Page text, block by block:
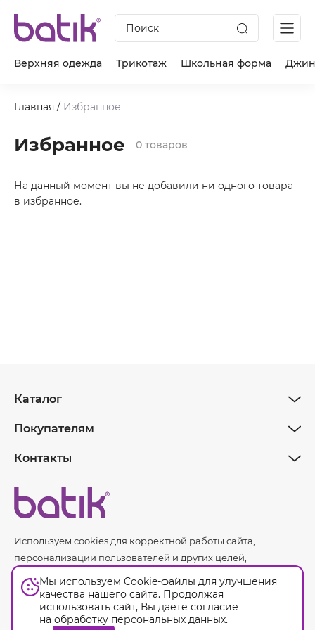
Поиск
Верхняя одежда Трикотаж Школьная форма
Главная / Избранное
Избранное 0 товаров
На данный момент вы не добавили ни одного товара
в избранное.
Используем cookies для корректной работы сайта,
персонализации пользователей и других целей,
данных.
Каталог
Покупателям
Контакты
Оферта
Мы используем Cookie-файлы для улучшения
качества нашего сайта. Продолжая
использовать сайт, Вы даете согласие
на обработку персональных данных.